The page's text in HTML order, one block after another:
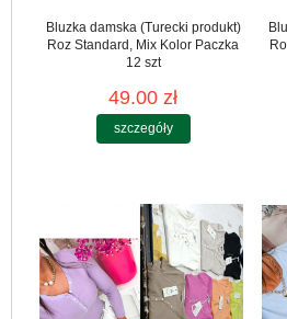
Bluzka damska (Turecki produkt)
Roz Standard, Mix Kolor Paczka
12 szt
49.00 zł
szczegóły